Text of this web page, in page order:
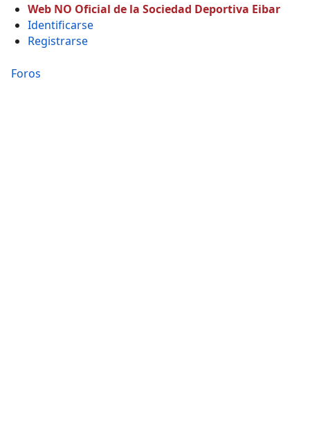
Web NO Oficial de la Sociedad Deportiva Eibar
Identificarse
Registrarse
Foros